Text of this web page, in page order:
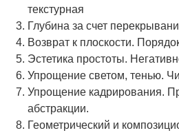
текстурная
Глубина за счет
Возврат к плоскости.
Эстетика простоты.
Упрощение светом, тенью.
Упрощение кадрирования.
абстракции.
Геометрический и